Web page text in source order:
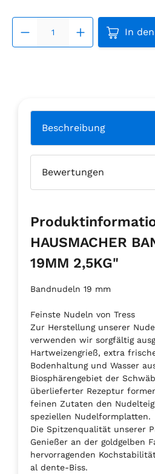
Produkt
In
Beschreibung
Bewertungen
HAUSMACHER
19MM 2,5KG"
Bandnudeln 19 mm
Feinste Nudeln von Tress
Zur Herstellung unserer
verwenden wir sorgfältig
Hartweizengrieß, extra
Bodenhaltung und Wasser
Biosphärengebiet der
überlieferter Rezeptur
feinen Zutaten den
speziellen Nudelformplatten.
Die Spitzenqualität unserer
Genießer an der goldgelben
hervorragenden
al dente-Biss.